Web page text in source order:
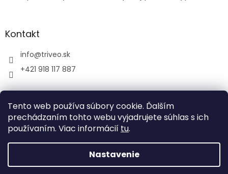
Tento web používa súbory cookie. Ďalším
prechádzaním tohto webu vyjadrujete súhlas s ich
používaním. Viac informácií tu.
Nastavenie
Kontakt
info@triveo.sk
+421 918 117 887
Vytvoril Shoptet
TRIVEO spol. s r.o.
vyhradené.